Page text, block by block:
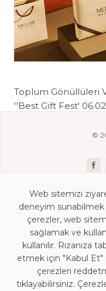
Toplum Gönüllüleri
''Best Gift Fest'
©
Web sitemizi
deneyim sunabilmek
çerezler, web
sağlamak ve
kullanılır. Rızanıza
etmek için "Kabul Et"
çerezleri
tıklayabilirsiniz.